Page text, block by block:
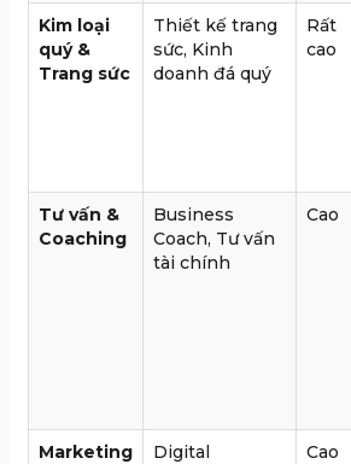
Kim loại
quý &
Trang sức
Thiết kế trang
sức, Kinh
doanh đá quý
Rất
cao
Tư vấn &
Coaching
Business
Coach, Tư vấn
tài chính
Cao
Marketing
Digital
Cao